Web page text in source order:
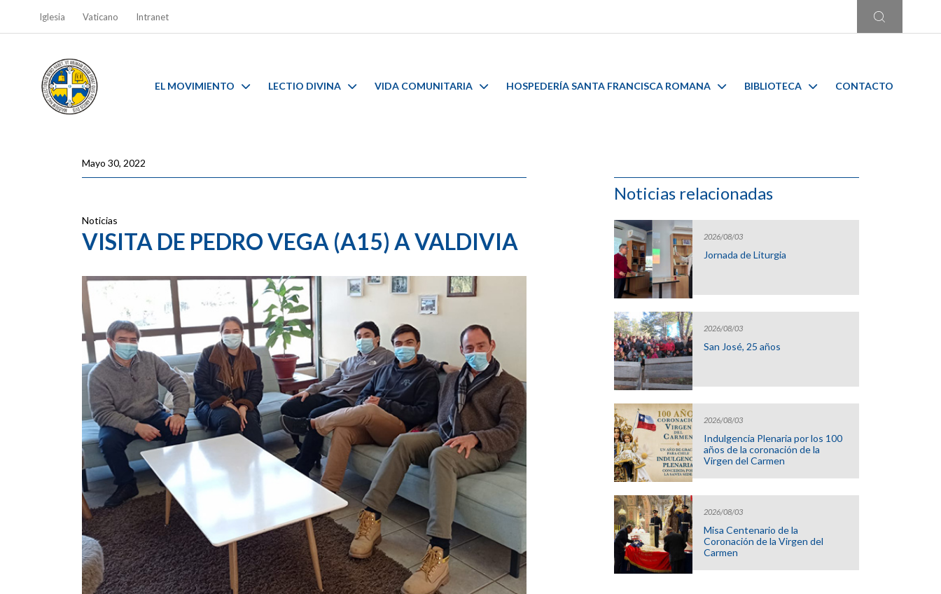
Iglesia Vaticano Intranet
EL MOVIMIENTO LECTIO DIVINA VIDA COMUNITARIA HOSPEDERÍA SANTA FRANCISCA ROMANA BIBLIOTECA CONTACTO
Mayo 30, 2022
Noticias
VISITA DE PEDRO VEGA (A15) A VALDIVIA
Noticias relacionadas
2026/08/03
Jornada de Liturgia
2026/08/03
San José, 25 años
2026/08/03
Indulgencia Plenaria por los 100
años de la coronación de la
Virgen del Carmen
2026/08/03
Misa Centenario de la
Coronación de la Virgen del
Carmen